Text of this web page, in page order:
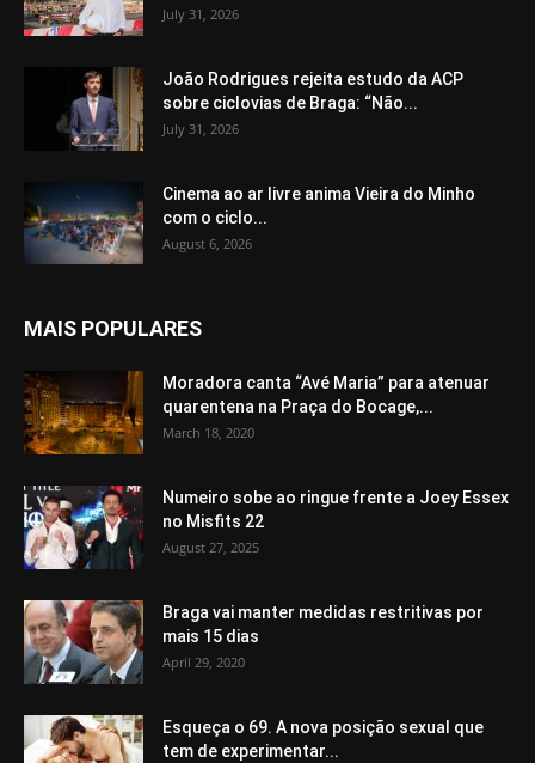
July 31, 2026
João Rodrigues rejeita estudo da ACP
sobre ciclovias de Braga: “Não...
July 31, 2026
Cinema ao ar livre anima Vieira do Minho
com o ciclo...
August 6, 2026
MAIS POPULARES
Moradora canta “Avé Maria” para atenuar
quarentena na Praça do Bocage,...
March 18, 2020
Numeiro sobe ao ringue frente a Joey Essex
no Misfits 22
August 27, 2025
Braga vai manter medidas restritivas por
mais 15 dias
April 29, 2020
Esqueça o 69. A nova posição sexual que
tem de experimentar...